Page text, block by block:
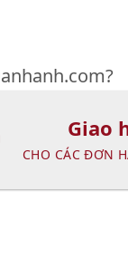
Giao
CHO CÁC ĐƠN